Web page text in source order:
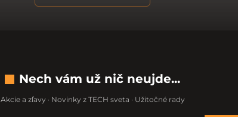
Nech vám už nič neujde...
Akcie a zľavy · Novinky z TECH sveta · Užitočné rady